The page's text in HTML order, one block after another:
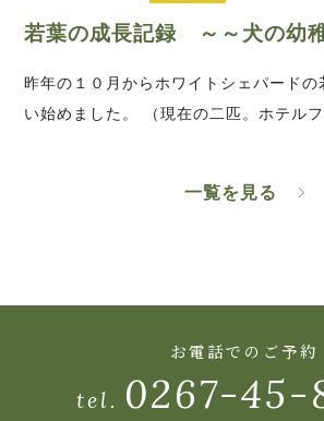
若葉の成長記録 ～～犬の幼
昨年の１０月からホワイトシェパードの
い始めました。 （現在の二匹。ホテル
一覧を見る
お電話でのご予約
tel. 0267-45-